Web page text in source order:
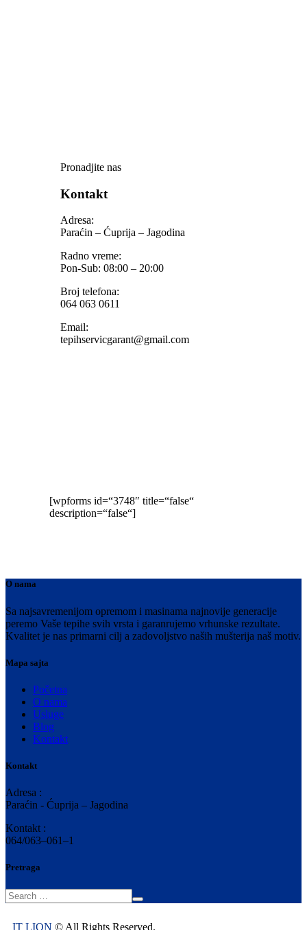
Pronadjite nas
Kontakt
Adresa:
Paraćin – Ćuprija – Jagodina
Radno vreme:
Pon-Sub: 08:00 – 20:00
Broj telefona:
064 063 0611
Email:
tepihservicgarant@gmail.com
[wpforms id=“3748″ title=“false“
description=“false“]
O nama
Sa najsavremenijom opremom i masinama najnovije generacije
peremo Vaše tepihe svih vrsta i garanrujemo vrhunske rezultate.
Kvalitet je nas primarni cilj a zadovoljstvo naših mušterija naš motiv.
Mapa sajta
Početna
O nama
Usluge
Blog
Kontakt
Kontakt
Adresa :
Paraćin - Ćuprija – Jagodina
Kontakt :
064/063–061–1
Pretraga
IT LION © All Rights Reserved.